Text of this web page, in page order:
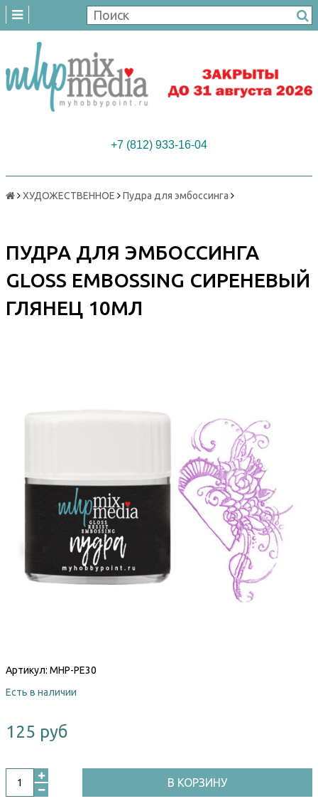
+7 (812) 933-16-04
ХУДОЖЕСТВЕННОЕ Пудра для эмбоссинга
ПУДРА ДЛЯ ЭМБОССИНГА
GLOSS EMBOSSING СИРЕНЕВЫЙ
ГЛЯНЕЦ 10МЛ
Артикул: MHP-PE30
Есть в наличии
125 руб
В КОРЗИНУ